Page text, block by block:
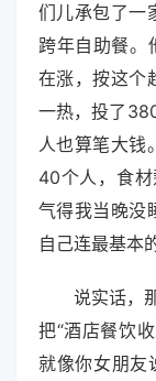
们儿承包了一
跨年自助餐。
在涨，按这个
一热，投了
人也算笔大钱
40个人，食材
气得我当晚没
自己连最基本
说实话，
把“酒店餐饮
就像你女朋